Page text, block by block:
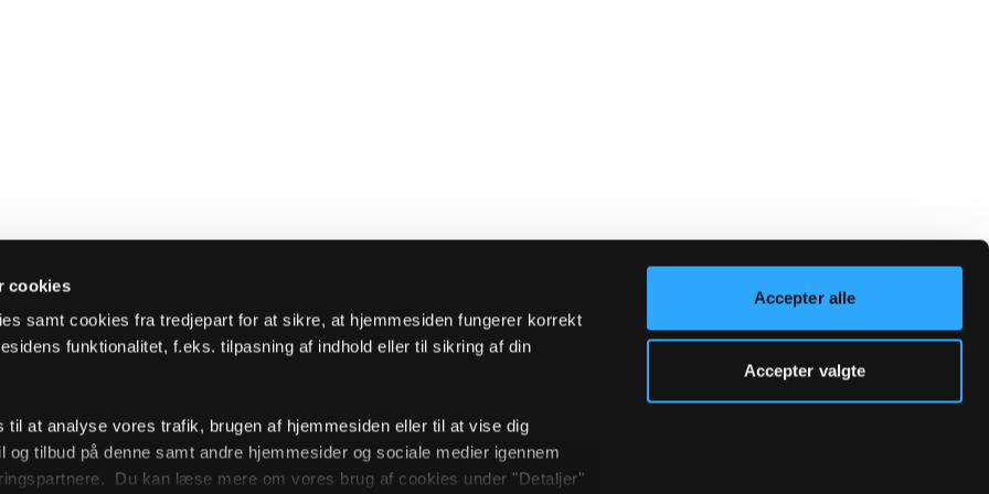
cookies
samt cookies fra tredjepart for at sikre, at hjemmesiden fungerer korrekt
funktionalitet, f.eks. tilpasning af indhold eller til sikring af din
til at analyse vores trafik, brugen af hjemmesiden eller til at vise dig
tilbud på denne samt andre hjemmesider og sociale medier igennem
Du kan læse mere om vores brug af cookies under "Detaljer"
Accepter alle
Accepter valgte